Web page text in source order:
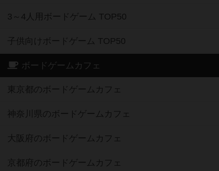
3～4人用ボードゲーム TOP50
子供向けボードゲーム TOP50
ボードゲームカフェ
東京都のボードゲームカフェ
神奈川県のボードゲームカフェ
大阪府のボードゲームカフェ
京都府のボードゲームカフェ